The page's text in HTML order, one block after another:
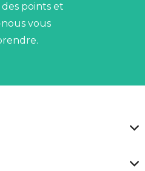
points et
nous vous